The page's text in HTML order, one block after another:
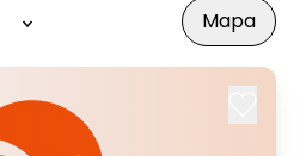
Mapa